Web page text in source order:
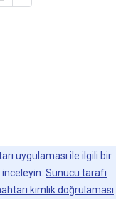
uygulaması ile ilgili bir
inceleyin: Sunucu tarafı
kimlik doğrulaması